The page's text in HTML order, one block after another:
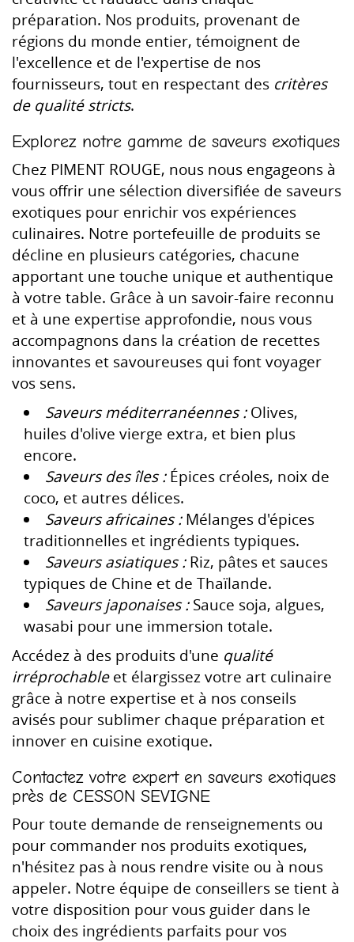
préparation. Nos produits, provenant de
régions du monde entier, témoignent de
l'excellence et de l'expertise de nos
fournisseurs, tout en respectant des critères
de qualité stricts.
Explorez notre gamme de saveurs exotiques
Chez PIMENT ROUGE, nous nous engageons à
vous offrir une sélection diversifiée de saveurs
exotiques pour enrichir vos expériences
culinaires. Notre portefeuille de produits se
décline en plusieurs catégories, chacune
apportant une touche unique et authentique
à votre table. Grâce à un savoir-faire reconnu
et à une expertise approfondie, nous vous
accompagnons dans la création de recettes
innovantes et savoureuses qui font voyager
vos sens.
Saveurs méditerranéennes :Olives,
huiles d'olive vierge extra, et bien plus
encore.
Saveurs des îles :Épices créoles, noix de
coco, et autres délices.
Saveurs africaines :Mélanges d'épices
traditionnelles et ingrédients typiques.
Saveurs asiatiques :Riz, pâtes et sauces
typiques de Chine et de Thaïlande.
Saveurs japonaises :Sauce soja, algues,
wasabi pour une immersion totale.
Accédez à des produits d'une qualité
irréprochableet élargissez votre art culinaire
grâce à notre expertise et à nos conseils
avisés pour sublimer chaque préparation et
innover en cuisine exotique.
Contactez votre expert en saveurs exotiques
près de CESSON SEVIGNE
Pour toute demande de renseignements ou
pour commander nos produits exotiques,
n'hésitez pas à nous rendre visite ou à nous
appeler. Notre équipe de conseillers se tient à
votre disposition pour vous guider dans le
choix des ingrédients parfaits pour vos